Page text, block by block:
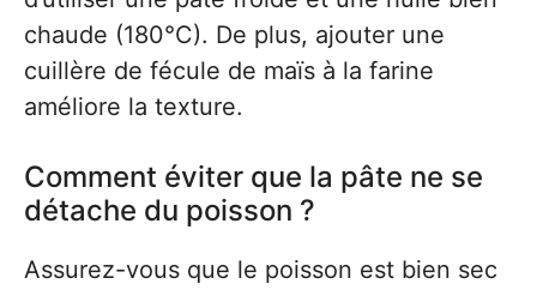
chaude (180°C). De plus, ajouter une
cuillère de fécule de maïs à la farine
améliore la texture.
Comment éviter que la pâte ne se
détache du poisson ?
Assurez-vous que le poisson est bien sec